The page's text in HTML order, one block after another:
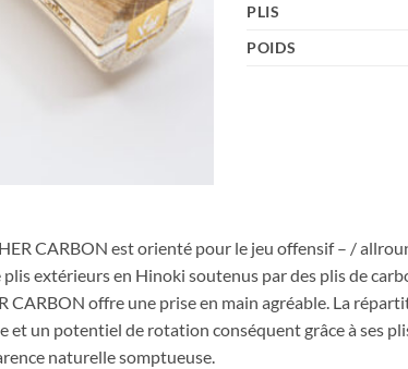
PLIS
POIDS
CARBON est orienté pour le jeu offensif – /
extérieurs en Hinoki soutenus par des plis de
CARBON offre une prise en main agréable. La
et un potentiel de rotation conséquent grâce à ses
naturelle somptueuse.